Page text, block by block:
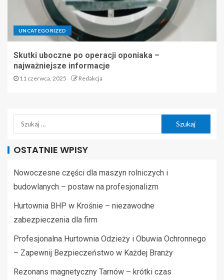
UNCATEGORIZED
Skutki uboczne po operacji oponiaka –
najważniejsze informacje
11 czerwca, 2025 Redakcja
OSTATNIE WPISY
Nowoczesne części dla maszyn rolniczych i
budowlanych – postaw na profesjonalizm
Hurtownia BHP w Krośnie – niezawodne
zabezpieczenia dla firm
Profesjonalna Hurtownia Odzieży i Obuwia Ochronnego
– Zapewnij Bezpieczeństwo w Każdej Branży
Rezonans magnetyczny Tarnów – krótki czas